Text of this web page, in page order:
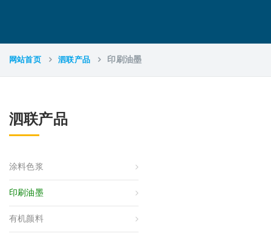
网站首页 泗联产品 印刷油墨
泗联产品
涂料色浆
印刷油墨
有机颜料